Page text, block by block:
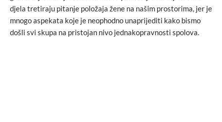
djela tretiraju pitanje položaja žene na našim prostorima, jer je
mnogo aspekata koje je neophodno unaprijediti kako bismo
došli svi skupa na pristojan nivo jednakopravnosti spolova.